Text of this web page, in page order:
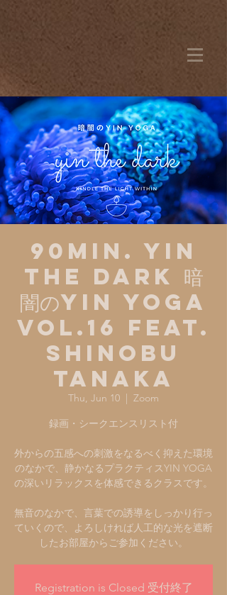
90min. YIN
THE DARK 暗
闇のYIN YOGA
Vol.16 feat.
SHINOBU
TANAKA
Thu, Jun 10
  |
Zoom
録画・シークエンスリスト付
外からの五感への刺激をなるべく抑えた環境
のなかで、静かなるプラクティスYIN YOGA
の深いリラックスを体感できるクラスです。
無音のなかで、言葉での誘導をしっかり行っ
ていくので、よろしければ人工的な光を遮断
Registration is Closed 受付終了